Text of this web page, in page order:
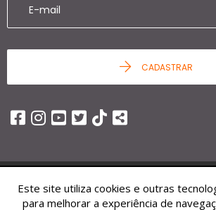
CADASTRAR
© 2026 - Ziag Imóveis -25.451.252/0001-68 -
Reservados.
Este site utiliza cookies e outras
para melhorar a experiência de